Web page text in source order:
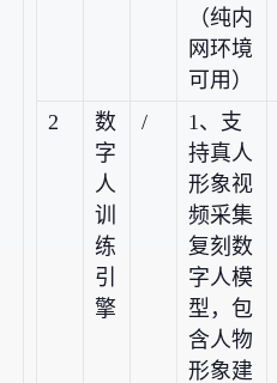
（纯内
网环境
可用）
2
数
字
人
训
练
引
擎
/
1、支
持真人
形象视
频采集
复刻数
字人模
型，包
含人物
形象建